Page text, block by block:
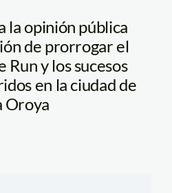
la opinión pública
de prorrogar el
Run y los sucesos
en la ciudad de
Oroya